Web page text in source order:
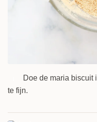
Doe de maria biscuit
te fijn.